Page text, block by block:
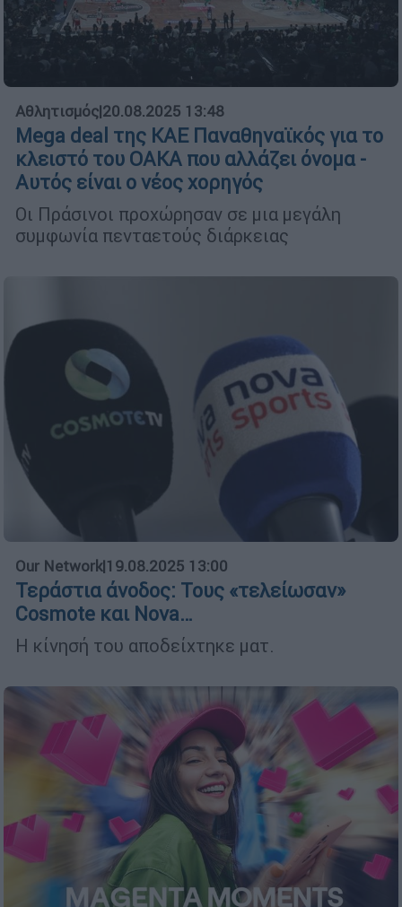
Αθλητισμός|20.08.2025 13:48
Mega deal της ΚΑΕ Παναθηναϊκός για το
κλειστό του ΟΑΚΑ που αλλάζει όνομα -
Αυτός είναι ο νέος χορηγός
Οι Πράσινοι προχώρησαν σε μια μεγάλη
συμφωνία πενταετούς διάρκειας
Our Network|19.08.2025 13:00
Τεράστια άνοδος: Τους «τελείωσαν»
Cosmote και Νova…
Η κίνησή του αποδείχτηκε ματ.